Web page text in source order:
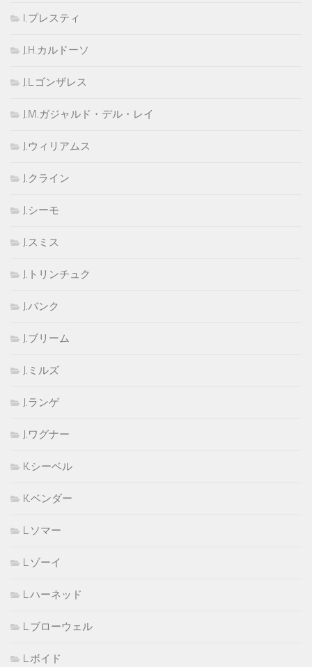
I.プレスティ
J.H.カルドーソ
J.L.ゴンザレス
J.M.ガジャルド・デル・レイ
J.ウィリアムス
J.クライン
J.シーモ
J.スミス
J.トリンチュク
J.バンク
J.ブリーム
J.ミルズ
J.ランゲ
J.ワグナー
K.シーベル
K.ベンダー
L.ソマー
L.ゾーイ
L.ハーネッド
L.ブローウェル
L.ボイド